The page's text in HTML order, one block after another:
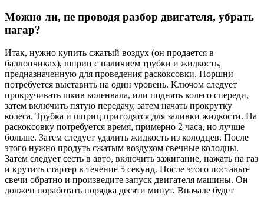
Можно ли, не проводя разбор двигателя, убрать
нагар?
Итак, нужно купить сжатый воздух (он продается в
баллончиках), шприц с наличием трубки и жидкость,
предназначенную для проведения раскоксовки. Поршни
потребуется выставить на один уровень. Ключом следует
прокручивать шкив коленвала, или поднять колесо спереди,
затем включить пятую передачу, затем начать прокрутку
колеса. Трубка и шприц пригодятся для заливки жидкости. На
раскоксовку потребуется время, примерно 2 часа, но лучше
больше. Затем следует удалить жидкость из колодцев. После
этого нужно продуть сжатым воздухом свечные колодцы.
Затем следует сесть в авто, включить зажигание, нажать на газ
и крутить стартер в течение 5 секунд. После этого поставьте
свечи обратно и произведите запуск двигателя машины. Он
должен поработать порядка десяти минут. Вначале будет